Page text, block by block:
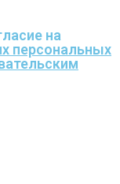
на
персональных